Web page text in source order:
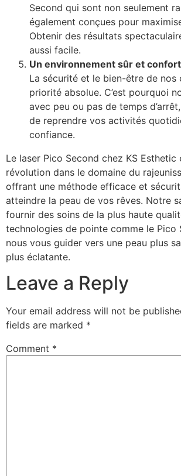
Second qui sont non seulement
également conçues pour
Obtenir des résultats
aussi facile.
Un environnement sûr et
La sécurité et le bien-être de nos
priorité absolue. C’est pourquoi
avec peu ou pas de temps
de reprendre vos activités
confiance.
Le laser Pico Second chez KS Esthetic
révolution dans le domaine du
offrant une méthode efficace et
atteindre la peau de vos rêves. Notre
fournir des soins de la plus haute
technologies de pointe comme le Pico
nous vous guider vers une peau plus
plus éclatante.
Leave a Reply
Your email address will not be
fields are marked *
Comment *